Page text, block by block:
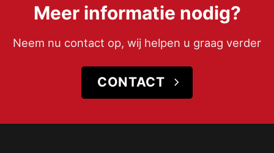
Meer informatie nodig?
Neem nu contact op, wij helpen u graag verder
CONTACT